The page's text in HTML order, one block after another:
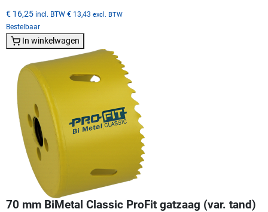
€ 16,25 incl. BTW € 13,43 excl. BTW
Bestelbaar
In winkelwagen
70 mm BiMetal Classic ProFit gatzaag (var. tand)